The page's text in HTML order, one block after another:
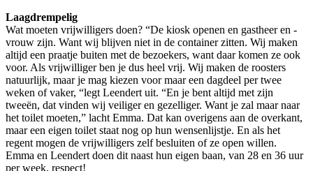
Laagdrempelig
Wat moeten vrijwilligers doen? “De kiosk openen en gastheer en -
vrouw zijn. Want wij blijven niet in de container zitten. Wij maken
altijd een praatje buiten met de bezoekers, want daar komen ze ook
voor. Als vrijwilliger ben je dus heel vrij. Wij maken de roosters
natuurlijk, maar je mag kiezen voor maar een dagdeel per twee
weken of vaker, “legt Leendert uit. “En je bent altijd met zijn
tweeën, dat vinden wij veiliger en gezelliger. Want je zal maar naar
het toilet moeten,” lacht Emma. Dat kan overigens aan de overkant,
maar een eigen toilet staat nog op hun wensenlijstje. En als het
regent mogen de vrijwilligers zelf besluiten of ze open willen.
Emma en Leendert doen dit naast hun eigen baan, van 28 en 36 uur
per week, respect!